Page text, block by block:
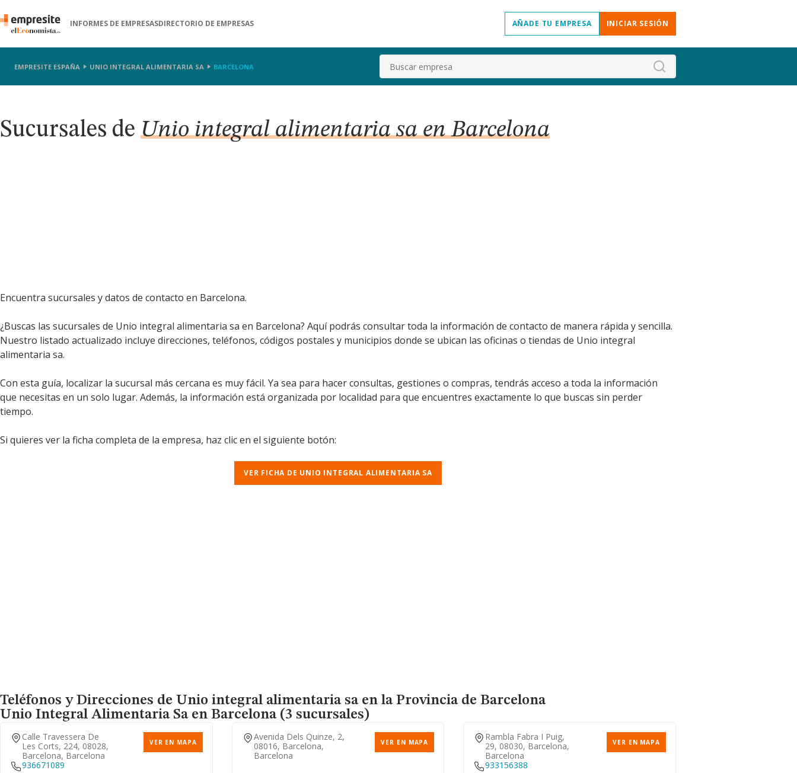
INFORMES DE EMPRESASDIRECTORIO DE EMPRESAS AÑADE TU EMPRESA INICIAR SESIÓN
EMPRESITE ESPAÑA UNIO INTEGRAL ALIMENTARIA SA BARCELONA Buscar
Sucursales de Unio integral alimentaria sa en Barcelona
Encuentra sucursales y datos de contacto en Barcelona.
¿Buscas las sucursales de Unio integral alimentaria sa en Barcelona? Aquí podrás consultar toda la información de contacto de manera rápida y sencilla.
Nuestro listado actualizado incluye direcciones, teléfonos, códigos postales y municipios donde se ubican las oficinas o tiendas de Unio integral
alimentaria sa.
Con esta guía, localizar la sucursal más cercana es muy fácil. Ya sea para hacer consultas, gestiones o compras, tendrás acceso a toda la información
que necesitas en un solo lugar. Además, la información está organizada por localidad para que encuentres exactamente lo que buscas sin perder
tiempo.
Si quieres ver la ficha completa de la empresa, haz clic en el siguiente botón:
VER FICHA DE UNIO INTEGRAL ALIMENTARIA SA
Teléfonos y Direcciones de Unio integral alimentaria sa en la Provincia de Barcelona
Unio Integral Alimentaria Saen Barcelona (3 sucursales)
Calle Travessera De
Les Corts, 224, 08028,
Barcelona, Barcelona
VER EN MAPA
936671089
Avenida Dels Quinze, 2,
08016, Barcelona,
Barcelona
VER EN MAPA
Rambla Fabra I Puig,
29, 08030, Barcelona,
Barcelona
VER EN MAPA
933156388